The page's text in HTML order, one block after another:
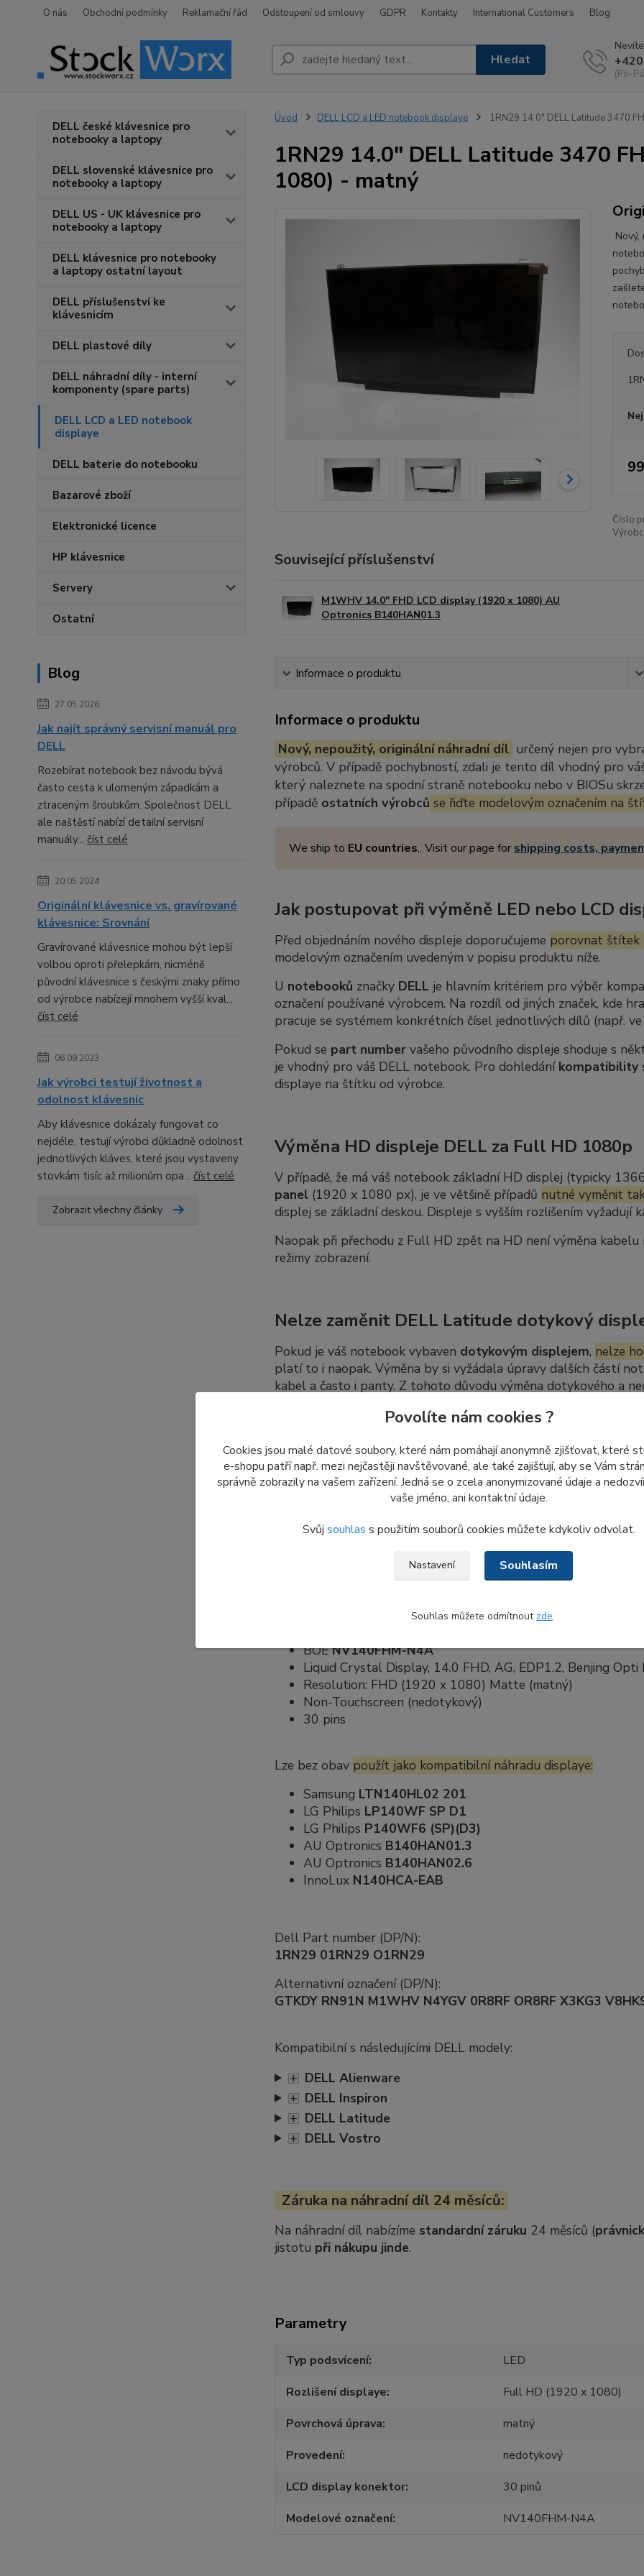
O nás Obchodní podmínky Reklamační řád Odstoupení od smlouvy GDPR Kontakty International Customers Blog
Hledat
(Po-
DELL české klávesnice pro
notebooky a laptopy
DELL slovenské klávesnice pro
notebooky a laptopy
DELL US - UK klávesnice pro
notebooky a laptopy
DELL klávesnice pro notebooky
a laptopy ostatní layout
DELL příslušenství ke
klávesnicím
DELL plastové díly
DELL náhradní díly - interní
komponenty (spare parts)
DELL LCD a LED notebook
displaye
DELL baterie do notebooku
Bazarové zboží
Elektronické licence
HP klávesnice
Servery
Ostatní
Blog
27.05.2026
Jak najít správný servisní manuál pro
DELL
Rozebírat notebook bez návodu bývá
často cesta k ulomeným západkám a
ztraceným šroubkům. Společnost DELL
ale naštěstí nabízí detailní servisní
manuály... číst celé
20.05.2024
Originální klávesnice vs. gravírované
klávesnice: Srovnání
Gravírované klávesnice mohou být lepší
volbou oproti přelepkám, nicméně
původní klávesnice s českými znaky přímo
od výrobce nabízejí mnohem vyšší kval...
číst celé
06.09.2023
Jak výrobci testují životnost a
odolnost klávesnic
Aby klávesnice dokázaly fungovat co
nejdéle, testují výrobci důkladně odolnost
jednotlivých kláves, které jsou vystaveny
stovkám tisíc až milionům opa... číst celé
Zobrazit všechny články
Úvod DELL LCD a LED notebook displaye 1RN29 14.0" DELL Latitude 3470
1RN29 14.0" DELL Latitude 3470
1080) - matný
Číslo
Související příslušenství
M1WHV 14.0" FHD LCD display (1920 x 1080) AU
Optronics B140HAN01.3
Informace o produktu
Informace o produktu
Nový, nepoužitý, originální náhradní díl určený nejen pro
výrobců. V případě pochybností, zdali je tento díl vhodný pro
který naleznete na spodní straně notebooku nebo v BIOSu
případě ostatních výrobců se řiďte modelovým označením na
We ship to EU countries,. Visit our page for shipping costs,
Jak postupovat při výměně LED nebo LCD
Před objednáním nového displeje doporučujeme porovnat štítek
modelovým označením uvedeným v popisu produktu níže.
U notebooků značky DELL je hlavním kritériem pro výběr
označení používané výrobcem. Na rozdíl od jiných značek, kde
pracuje se systémem konkrétních čísel jednotlivých dílů (např.
Pokud se part numbervašeho původního displeje shoduje s
je vhodný pro váš DELL notebook. Pro dohledání kompatibility
displaye na štítku od výrobce.
Výměna HD displeje DELL za Full HD 1080p
V případě, že má váš notebook základní HD displej (typicky
panel(1920 x 1080 px), je ve většině případů nutné vyměnit
displej se základní deskou. Displeje s vyšším rozlišením
Naopak při přechodu z Full HD zpět na HD není výměna
režimy zobrazení.
Nelze zaměnit DELL Latitude dotykový
Pokud je váš notebook vybaven dotykovým displejem, nelze
platí to i naopak. Výměna by si vyžádala úpravy dalších částí
kabel a často i panty. Z tohoto důvodu výměna dotykového a
Doprodej nových LCD displejů ze skladu
poslední kusy nepoužitých displejůze skladových
prosím nezasílejte dotazy a žádosti
pouze to, co je aktuálně uvedeno v e-shopu.
Specifikace náhradního dílu:
BOENV140FHM-N4A
Liquid Crystal Display, 14.0 FHD, AG, EDP1.2, Benjing Opti
Resolution: FHD (1920 x 1080) Matte (matný)
Non-Touchscreen (nedotykový)
30 pins
Lze bez obav použít jako kompatibilní náhradu displaye:
Samsung LTN140HL02 201
LG Philips LP140WF SP D1
LG Philips P140WF6 (SP)(D3)
AU Optronics B140HAN01.3
AU Optronics B140HAN02.6
InnoLux N140HCA-EAB
Dell Part number (DP/N):
1RN29 01RN29 O1RN29
Alternativní označení (DP/N):
GTKDY RN91N M1WHV N4YGV 0R8RF OR8RF X3KG3
Kompatibilní s následujícími DELL modely:
+ DELL Alienware
+ DELL Inspiron
+ DELL Latitude
+ DELL Vostro
Záruka na náhradní díl 24 měsíců:
Na náhradní díl nabízíme standardní záruku 24 měsíců (
jistotu při nákupu jinde.
Parametry
Typ podsvícení
LED
Rozlišení displaye
Full HD (1920 x 1080)
Povrchová úprava
matný
Provedení
nedotykový
LCD display konektor
30 pinů
Modelové označení
NV140FHM-N4A
Povolíte nám cookies ?
Cookies jsou malé datové soubory, které nám pomáhají anonymně zjišťovat, které
e-shopu patří např. mezi nejčastěji navštěvované, ale také zajišťují, aby se Vám
správně zobrazily na vašem zařízení. Jedná se o zcela anonymizované údaje a
vaše jméno, ani kontaktní údaje.
Svůj souhlas s použitím souborů cookies můžete kdykoliv odvolat.
Nastavení Souhlasím
Souhlas můžete odmítnout zde.